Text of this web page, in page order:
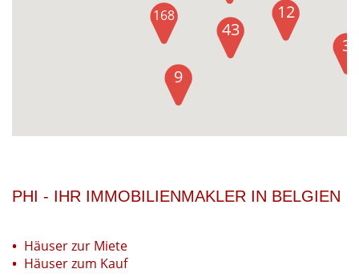
43
12
168
9
3
PHI - IHR IMMOBILIENMAKLER IN BELGIEN
Häuser zur Miete
Häuser zum Kauf